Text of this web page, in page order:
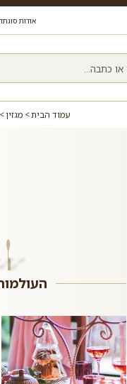
אודות סוגת
עמוד הבית מגזין